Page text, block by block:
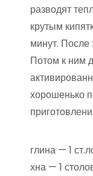
разводят
крутым
минут. После
Потом к ним
хорошенько
глина — 1
хна — 1